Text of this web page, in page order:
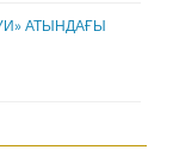
АТЫНДАҒЫ